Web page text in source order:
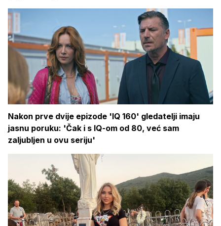
Nakon prve dvije epizode 'IQ 160' gledatelji imaju
jasnu poruku: 'Čak i s IQ-om od 80, već sam
zaljubljen u ovu seriju'